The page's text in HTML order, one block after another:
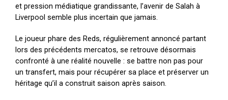
et pression médiatique grandissante, l’avenir de Salah à
Liverpool semble plus incertain que jamais.
Le joueur phare des Reds, régulièrement annoncé partant
lors des précédents mercatos, se retrouve désormais
confronté à une réalité nouvelle : se battre non pas pour
un transfert, mais pour récupérer sa place et préserver un
héritage qu’il a construit saison après saison.